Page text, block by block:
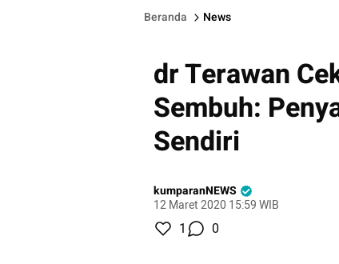
Beranda News
dr Terawan
Sembuh:
Sendiri
kumparanNEWS
12 Maret 2020 15:59 WIB
1 0